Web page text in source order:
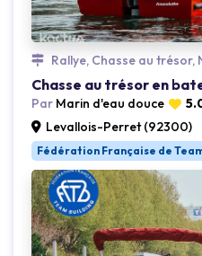
Rallye, Chasse au trésor,
Par Marin d'eau douce
Levallois-Perret (92300)
Fédération Française de